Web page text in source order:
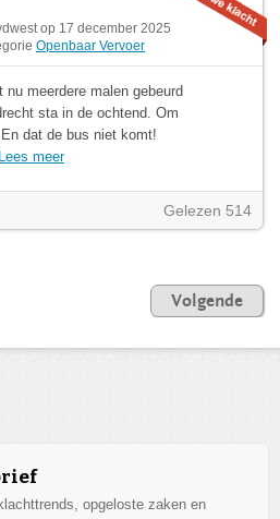
op 17 december 2025
Openbaar Vervoer
meerdere malen gebeurd
sta in de ochtend. Om
dat de bus niet komt!
Lees meer
Gelezen 514
Volgende
opgeloste zaken en